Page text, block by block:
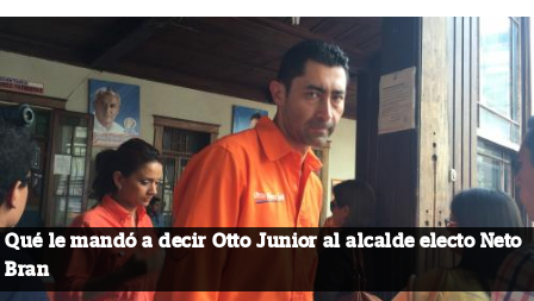
Qué le mandó a decir Otto Junior al alcalde electo Neto
Bran